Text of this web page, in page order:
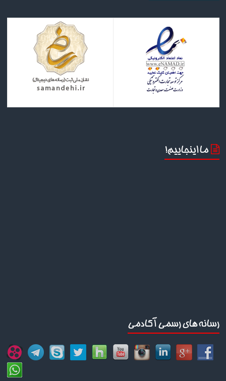
ما اینجاییم!
رسانه های رسمی آکادمی